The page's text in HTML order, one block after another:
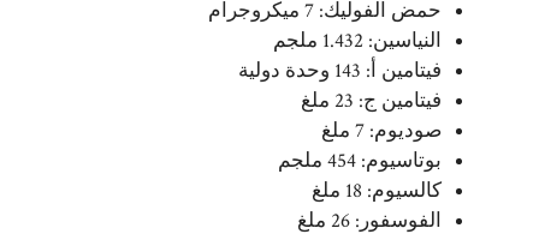
حمض الفوليك: 7 ميكروجرام
النياسين: 1.432 ملجم
فيتامين أ: 143 وحدة دولية
فيتامين ج: 23 ملغ
صوديوم: 7 ملغ
بوتاسيوم: 454 ملجم
كالسيوم: 18 ملغ
الفوسفور: 26 ملغ